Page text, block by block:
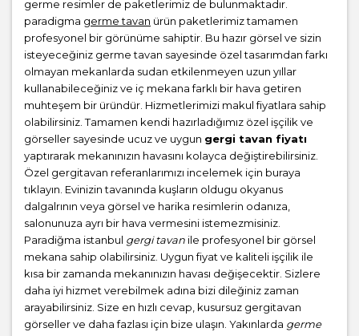
germe resimler de paketlerimiz de bulunmaktadır.
paradigma germe tavan ürün paketlerimiz tamamen
profesyonel bir görünüme sahiptir. Bu hazır görsel ve sizin
isteyeceğiniz germe tavan sayesinde özel tasarımdan farkı
olmayan mekanlarda sudan etkilenmeyen uzun yıllar
kullanabileceğiniz ve iç mekana farklı bir hava getiren
muhteşem bir üründür. Hizmetlerimizi makul fiyatlara sahip
olabilirsiniz. Tamamen kendi hazırladığımız özel işçilik ve
görseller sayesinde ucuz ve uygun gergi tavan fiyatı
yaptırarak mekanınızın havasını kolayca değiştirebilirsiniz.
Özel gergitavan referanlarımızı incelemek için buraya
tıklayın. Evinizin tavanında kuşların oldugu okyanus
dalgalrının veya görsel ve harika resimlerin odanıza,
salonunuza ayrı bir hava vermesini istemezmisiniz.
Paradiğma istanbul gergi tavan ile profesyonel bir görsel
mekana sahip olabilirsiniz. Uygun fiyat ve kaliteli işçilik ile
kısa bir zamanda mekanınızın havası değişecektir. Sizlere
daha iyi hizmet verebilmek adına bizi dileğiniz zaman
arayabilirsiniz. Size en hızlı cevap, kusursuz gergitavan
görseller ve daha fazlası için bize ulaşın. Yakınlarda germe